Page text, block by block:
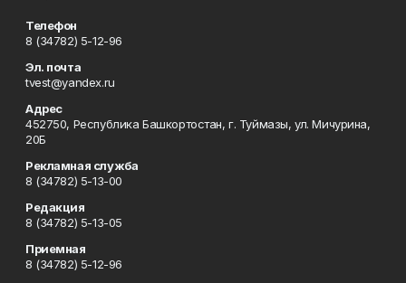
Телефон
8 (34782) 5-12-96
Эл. почта
tvest@yandex.ru
Адрес
452750, Республика Башкортостан, г. Туймазы, ул. Мичурина,
20Б
Рекламная служба
8 (34782) 5-13-00
Редакция
8 (34782) 5-13-05
Приемная
8 (34782) 5-12-96